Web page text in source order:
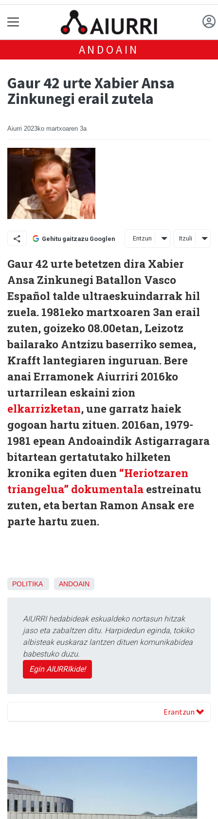
ANDOAIN
Gaur 42 urte Xabier Ansa
Zinkunegi erail zutela
Aiurri 2023ko martxoaren 3a
Gehitu gaitzazu Googlen Entzun Itzuli
Gaur 42 urte betetzen dira Xabier
Ansa Zinkunegi Batallon Vasco
Español talde ultraeskuindarrak hil
zuela. 1981eko martxoaren 3an erail
zuten, goizeko 08.00etan, Leizotz
bailarako Antzizu baserriko semea,
Krafft lantegiaren inguruan. Bere
anai Erramonek Aiurriri 2016ko
urtarrilean eskaini zion
elkarrizketan, une garratz haiek
gogoan hartu zituen. 2016an, 1979-
1981 epean Andoaindik Astigarragara
bitartean gertatutako hilketen
kronika egiten duen “Heriotzaren
triangelua” dokumentala estreinatu
zuten, eta bertan Ramon Ansak ere
parte hartu zuen.
POLITIKA ANDOAIN
AIURRI hedabideak eskualdeko nortasun hitzak
jaso eta zabaltzen ditu. Harpidedun eginda, tokiko
albisteak euskaraz lantzen dituen komunikabidea
babestuko duzu.
Egin AIURRIkide!
Erantzun